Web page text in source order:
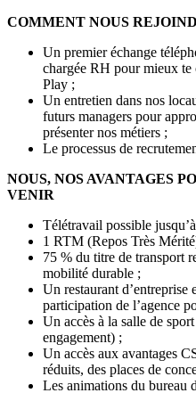
COMMENT NOUS
Un premier échange
chargée RH pour mieux te
Play ;
Un entretien dans nos
futurs managers pour
présenter nos métiers ;
Le processus de
NOUS, NOS AVANTAGES
VENIR
Télétravail possible
1 RTM (Repos Très
75 % du titre de transport
mobilité durable ;
Un restaurant d’entreprise
participation de l’agence
Un accès à la salle de
engagement) ;
Un accès aux avantages
réduits, des places de
Les animations du bureau